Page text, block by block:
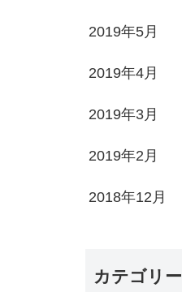
2019年5月
2019年4月
2019年3月
2019年2月
2018年12月
カテゴリー